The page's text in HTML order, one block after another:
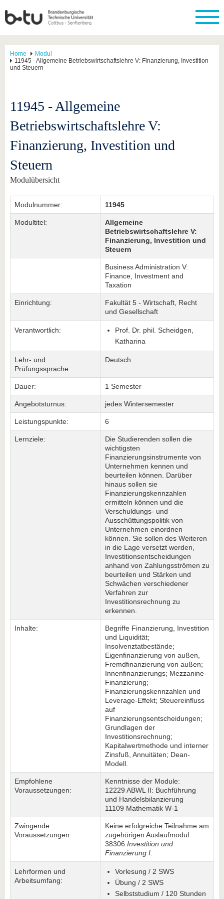
Home
Modul
11945 - Allgemeine Betriebswirtschaftslehre V: Finanzierung, Investition
und Steuern
11945 - Allgemeine
Betriebswirtschaftslehre V:
Finanzierung, Investition und
Steuern
Modulübersicht
Modulnummer: 11945
Modultitel:
Allgemeine
Betriebswirtschaftslehre V:
Finanzierung, Investition und
Steuern
Business Administration V:
Finance, Investment and
Taxation
Einrichtung:
Fakultät 5 - Wirtschaft, Recht
und Gesellschaft
Verantwortlich:
Prof. Dr. phil. Scheidgen,
Katharina
Lehr- und
Prüfungssprache:
Deutsch
Dauer: 1 Semester
Angebotsturnus: jedes Wintersemester
Leistungspunkte: 6
Lernziele:
Die Studierenden sollen die
wichtigsten
Finanzierungsinstrumente von
Unternehmen kennen und
beurteilen können. Darüber
hinaus sollen sie
Finanzierungskennzahlen
ermitteln können und die
Verschuldungs- und
Ausschüttungspolitik von
Unternehmen einordnen
können. Sie sollen des Weiteren
in die Lage versetzt werden,
Investitionsentscheidungen
anhand von Zahlungsströmen zu
beurteilen und Stärken und
Schwächen verschiedener
Verfahren zur
Investitionsrechnung zu
erkennen.
Inhalte:
Begriffe Finanzierung, Investition
und Liquidität;
Insolvenztatbestände;
Eigenfinanzierung von außen,
Fremdfinanzierung von außen;
Innenfinanzierungs; Mezzanine-
Finanzierung;
Finanzierungskennzahlen und
Leverage-Effekt; Steuereinfluss
auf
Finanzierungsentscheidungen;
Grundlagen der
Investitionsrechnung;
Kapitalwertmethode und interner
Zinsfuß, Annuitäten; Dean-
Modell.
Empfohlene
Voraussetzungen:
Kenntnisse der Module:
12229 ABWL II: Buchführung
und Handelsbilanzierung
11109 Mathematik W-1
Zwingende
Voraussetzungen:
Keine erfolgreiche Teilnahme am
zugehörigen Auslaufmodul
38306 Investition und
Finanzierung I
Lehrformen und
Arbeitsumfang:
Vorlesung / 2 SWS
Übung / 2 SWS
Selbststudium / 120 Stunden